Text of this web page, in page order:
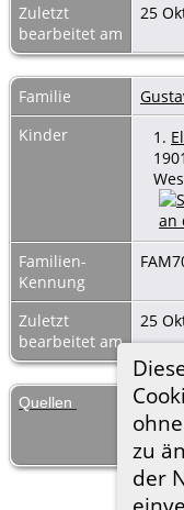
zu
der
Zuletzt
bearbeitet am
25
Familie
Kinder
1.
Familien-
Kennung
Zuletzt
bearbeitet am
25
Quellen [